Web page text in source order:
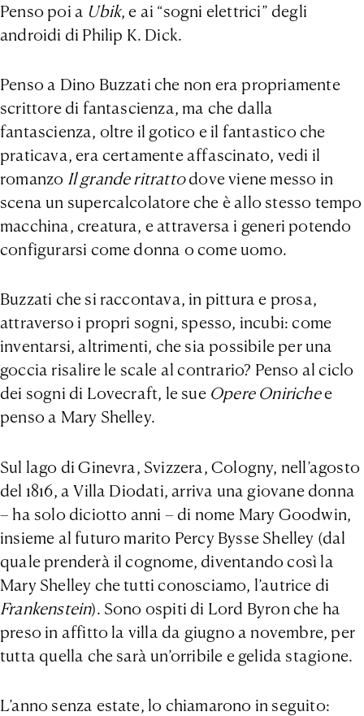
Penso poi a Ubik, e ai “sogni elettrici” degli
androidi di Philip K. Dick.
Penso a Dino Buzzati che non era propriamente
scrittore di fantascienza, ma che dalla
fantascienza, oltre il gotico e il fantastico che
praticava, era certamente affascinato, vedi il
romanzo Il grande ritrattodove viene messo in
scena un supercalcolatore che è allo stesso tempo
macchina, creatura, e attraversa i generi potendo
configurarsi come donna o come uomo.
Buzzati che si raccontava, in pittura e prosa,
attraverso i propri sogni, spesso, incubi: come
inventarsi, altrimenti, che sia possibile per una
goccia risalire le scale al contrario? Penso al ciclo
dei sogni di Lovecraft, le sue Opere Onirichee
penso a Mary Shelley.
Sul lago di Ginevra, Svizzera, Cologny, nell’agosto
del 1816, a Villa Diodati, arriva una giovane donna
– ha solo diciotto anni – di nome Mary Goodwin,
insieme al futuro marito Percy Bysse Shelley (dal
quale prenderà il cognome, diventando così la
Mary Shelley che tutti conosciamo, l’autrice di
Frankenstein). Sono ospiti di Lord Byron che ha
preso in affitto la villa da giugno a novembre, per
tutta quella che sarà un’orribile e gelida stagione.
L’anno senza estate, lo chiamarono in seguito: